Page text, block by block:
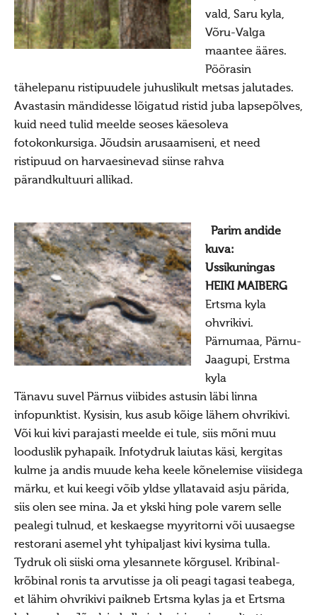
Uudised 10226 (2013)
Uudised 10225 (2012)
Uudised 10223 (2010)
Kuud
Pyhad
Suvistepühad Tammealuse hiies 19.05.2024
Uudised 10222 (2009)
Uudised 10221 (2008)
Uudised 10220 (2007)
Uudised 10219 (2006)
Uudised 10218 (2005)
Uudised 10217 (2004)
Uudised 10215 (2002)
Press
Teema: usuvabadus
Teema: Maavalla Koda
Teema: maausk
Kuvavõistlused
Hiite kuvavõistlus 2019
Hiite kuvavõistlus 2019
Hiite kuvavõistlus 2019 lisa
vald, Saru kyla,
Võru-Valga
maantee ääres.
Pöörasin
tähelepanu ristipuudele juhuslikult metsas jalutades.
Avastasin mändidesse lõigatud ristid juba lapsepõlves,
kuid need tulid meelde seoses käesoleva
fotokonkursiga. Jõudsin arusaamiseni, et need
ristipuud on harvaesinevad siinse rahva
pärandkultuuri allikad.
Parim andide
kuva:
Ussikuningas
HEIKI MAIBERG
Ertsma kyla
ohvrikivi.
Pärnumaa, Pärnu-
Jaagupi, Erstma
kyla
Tänavu suvel Pärnus viibides astusin läbi linna
infopunktist. Kysisin, kus asub kõige lähem ohvrikivi.
Või kui kivi parajasti meelde ei tule, siis mõni muu
looduslik pyhapaik. Infotydruk laiutas käsi, kergitas
kulme ja andis muude keha keele kõnelemise viisidega
märku, et kui keegi võib yldse yllatavaid asju pärida,
siis olen see mina. Ja et ykski hing pole varem selle
pealegi tulnud, et keskaegse myyritorni või uusaegse
restorani asemel yht tyhipaljast kivi kysima tulla.
Tydruk oli siiski oma ylesannete kõrgusel. Kribinal-
krõbinal ronis ta arvutisse ja oli peagi tagasi teabega,
et lähim ohvrikivi paikneb Ertsma kylas ja et Ertsma